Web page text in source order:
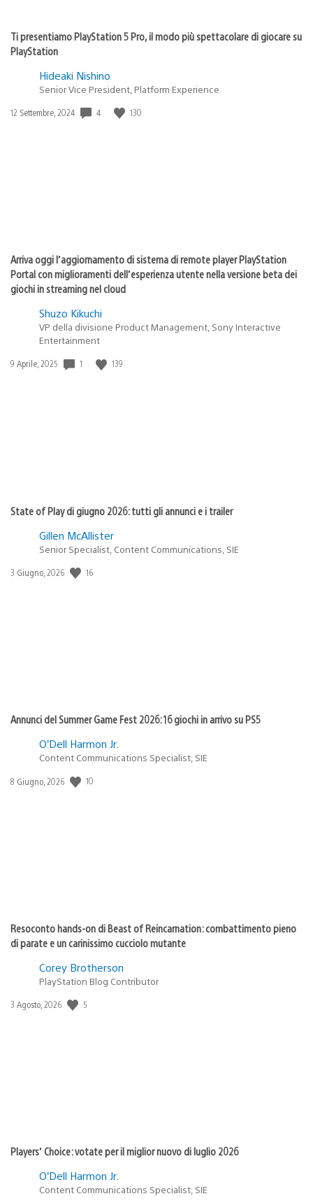
Ti presentiamo PlayStation 5 Pro, il modo più spettacolare di giocare su
PlayStation
Hideaki Nishino
Senior Vice President, Platform Experience
Data
12 Settembre, 2024 4 130
Arriva oggi l’aggiornamento di sistema di remote player PlayStation
Portal con miglioramenti dell’esperienza utente nella versione beta dei
giochi in streaming nel cloud
Shuzo Kikuchi
VP della divisione Product Management, Sony Interactive
Entertainment
Data
9 Aprile, 2025 1 139
State of Play di giugno 2026: tutti gli annunci e i trailer
Gillen McAllister
Senior Specialist, Content Communications, SIE
Data
3 Giugno, 2026 16
Annunci del Summer Game Fest 2026: 16 giochi in arrivo su PS5
O’Dell Harmon Jr.
Content Communications Specialist, SIE
Data
8 Giugno, 2026 10
Resoconto hands-on di Beast of Reincarnation: combattimento pieno
di parate e un carinissimo cucciolo mutante
Corey Brotherson
PlayStation Blog Contributor
Data
3 Agosto, 2026 5
Players’ Choice: votate per il miglior nuovo di luglio 2026
O’Dell Harmon Jr.
Content Communications Specialist, SIE